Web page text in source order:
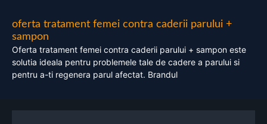
oferta tratament femei contra caderii parului +
sampon
Oferta tratament femei contra caderii parului + sampon este
solutia ideala pentru problemele tale de cadere a parului si
pentru a-ti regenera parul afectat. Brandul